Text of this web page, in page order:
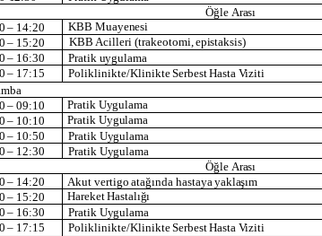
Öğle Arası
– 14:20 KBB Muayenesi
– 15:20 KBB Acilleri (trakeotomi,epistaksis)
– 16:30 Pratik uygulama
– 17:15 Poliklinikte/KlinikteSerbestHasta Viziti
– 09:10 Pratik Uygulama
– 10:10 Pratik Uygulama
– 10:50 Pratik Uygulama
– 12:30 Pratik Uygulama
Öğle Arası
– 14:20 Akut vertigo atağında hastaya yaklaşım
– 15:20 HareketHastalığı
– 16:30 Pratik Uygulama
– 17:15 Poliklinikte/KlinikteSerbestHasta Viziti